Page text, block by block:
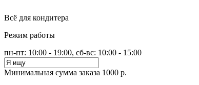
Всё для кондитера
Режим работы
пн-пт: 10:00 - 19:00, сб-вс: 10:00 - 15:00
Минимальная сумма заказа 1000 р.